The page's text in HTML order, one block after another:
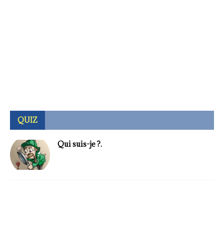
QUIZ
Qui suis-je ?.